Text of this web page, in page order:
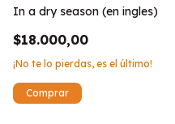
In a dry season (en ingles)
$18.000,00
¡No te lo pierdas, es el último!